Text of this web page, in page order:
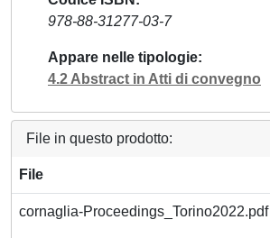
978-88-31277-03-7
Appare nelle tipologie
4.2 Abstract in Atti di convegno
File in questo prodotto:
File
cornaglia-Proceedings_Torino2022.pdf